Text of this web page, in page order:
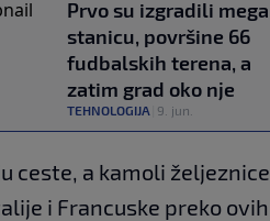
Prvo su izgradili mega
stanicu, površine 66
fudbalskih terena, a
zatim grad oko nje
TEHNOLOGIJA 9. jun.
ceste, a kamoli željeznice,
i Francuske preko ovih